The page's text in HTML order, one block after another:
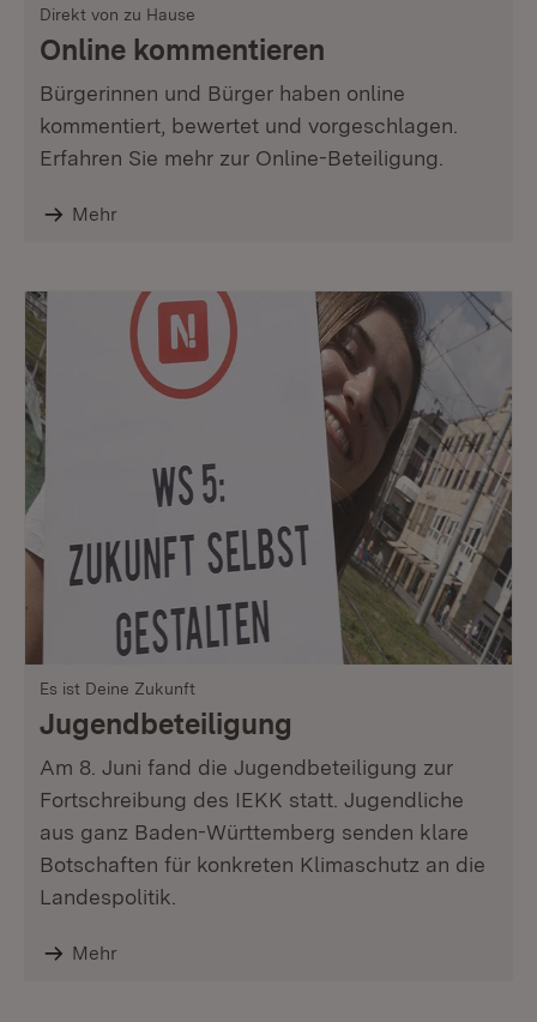
Direkt von zu Hause
Online kommentieren
Bürgerinnen und Bürger haben online
kommentiert, bewertet und vorgeschlagen.
Erfahren Sie mehr zur Online-Beteiligung.
Mehr
Es ist Deine Zukunft
Jugendbeteiligung
Am 8. Juni fand die Jugendbeteiligung zur
Fortschreibung des IEKK statt. Jugendliche
aus ganz Baden-Württemberg senden klare
Botschaften für konkreten Klimaschutz an die
Landespolitik.
Mehr